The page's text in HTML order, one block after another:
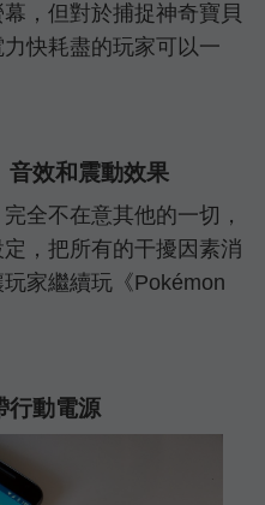
，但對於捕捉神奇寶貝
快耗盡的玩家可以一
音效和震動效果
全不在意其他的一切，
，把所有的干擾因素消
家繼續玩《Pokémon
行動電源